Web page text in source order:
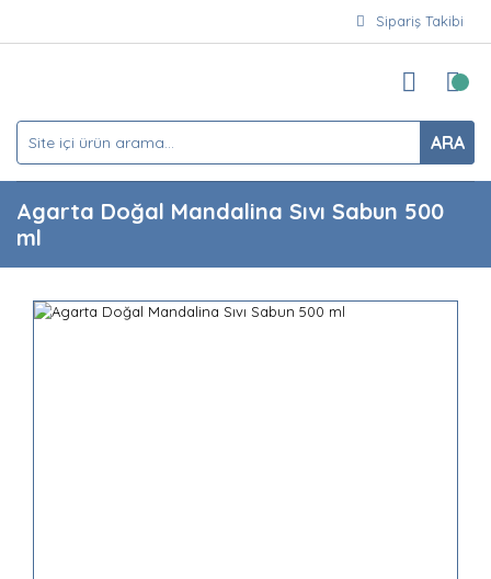
Sipariş Takibi
ARA
Agarta Doğal Mandalina Sıvı Sabun 500
ml